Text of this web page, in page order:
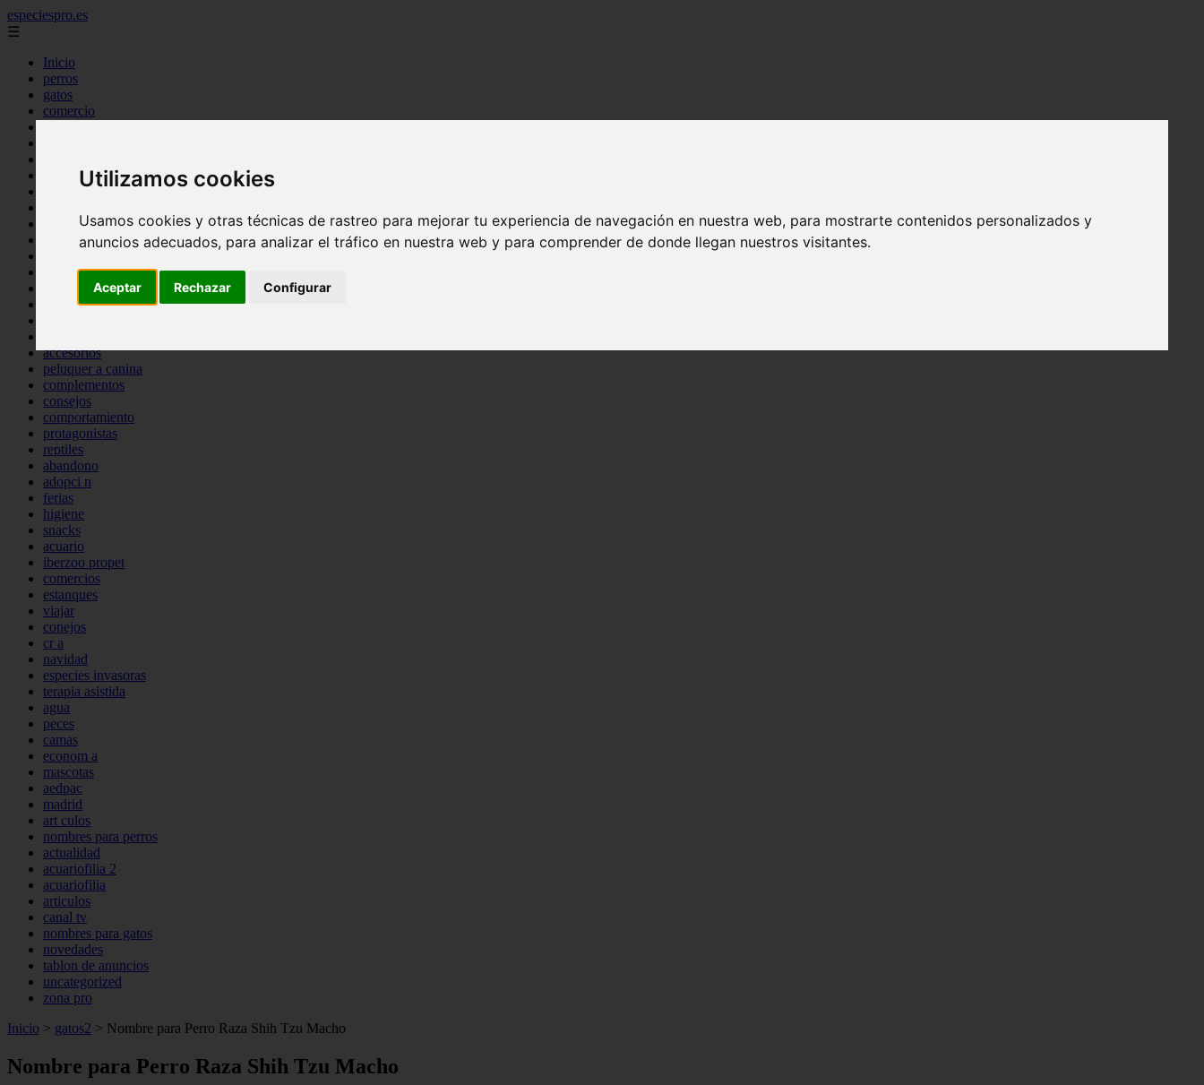
Utilizamos cookies
Usamos cookies y otras técnicas de rastreo para mejorar tu experiencia de navegación en nuestra web, para mostrarte contenidos personalizados y
anuncios adecuados, para analizar el tráfico en nuestra web y para comprender de donde llegan nuestros visitantes.
Aceptar Rechazar Configurar
especiespro.es
☰
Inicio
perros
gatos
comercio
tenencia responsable
mantenimiento
bienestar
peque os mam feros
verano
accesorios
peluquer a canina
complementos
consejos
comportamiento
protagonistas
reptiles
abandono
adopci n
ferias
higiene
snacks
acuario
iberzoo propet
comercios
estanques
viajar
conejos
cr a
navidad
especies invasoras
terapia asistida
agua
peces
camas
econom a
mascotas
aedpac
madrid
art culos
nombres para perros
actualidad
acuariofilia 2
acuariofilia
articulos
canal tv
nombres para gatos
novedades
tablon de anuncios
uncategorized
zona pro
Inicio > gatos2 > Nombre para Perro Raza Shih Tzu Macho
Nombre para Perro Raza Shih Tzu Macho